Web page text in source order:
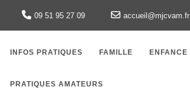
09 51 95 27 09 accueil@mjcvam.fr
INFOS PRATIQUES FAMILLE ENFANCE
PRATIQUES AMATEURS